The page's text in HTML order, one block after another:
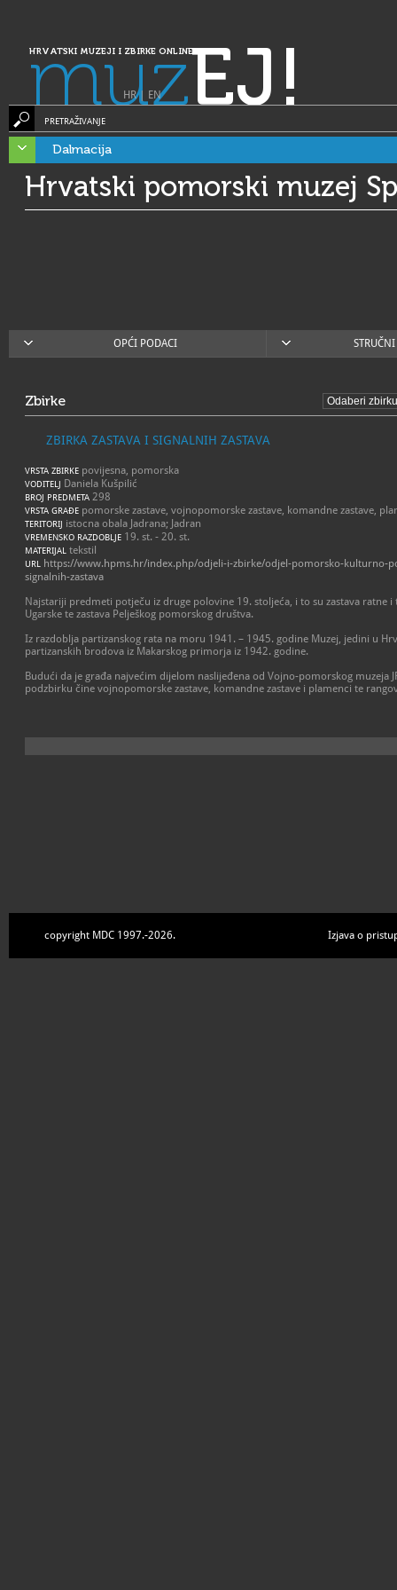
HRVATSKI MUZEJI I ZBIRKE ONLINE
muzEJ!
HR| EN
PRETRAŽIVANJE
Dalmacija
Hrvatski pomorski muzej
OPĆI PODACI
Zbirke
ZBIRKA ZASTAVA I SIGNALNIH ZASTAVA
VRSTA ZBIRKE povijesna, pomorska
VODITELJ Daniela Kušpilić
BROJ PREDMETA 298
VRSTA GRAĐE pomorske zastave, vojnopomorske zastave, komandne zastave,
TERITORIJ istocna obala Jadrana; Jadran
VREMENSKO RAZDOBLJE 19. st. - 20. st.
MATERIJAL tekstil
URL
https://www.hpms.hr/index.php/odjeli-i-zbirke/odjel-pomorsko-kulturno-
signalnih-zastava
Najstariji predmeti potječu iz druge polovine 19. stoljeća, i to su zastava ratne
Ugarske te zastava Pelješkog pomorskog društva.
Iz razdoblja partizanskog rata na moru 1941. – 1945. godine Muzej, jedini u
partizanskih brodova iz Makarskog primorja iz 1942. godine.
Budući da je građa najvećim dijelom naslijeđena od Vojno-pomorskog muzeja
podzbirku čine vojnopomorske zastave, komandne zastave i plamenci te
copyright MDC 1997.-2026. Izjava o